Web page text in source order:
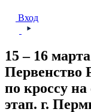
Вход
15 – 16
Первенство
по кроссу на
этап. г.